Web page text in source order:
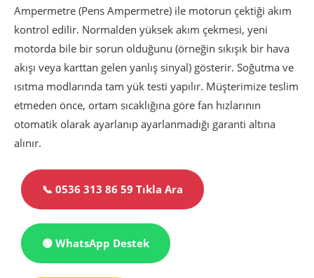
Ampermetre (Pens Ampermetre) ile motorun çektiği akım
kontrol edilir. Normalden yüksek akım çekmesi, yeni
motorda bile bir sorun olduğunu (örneğin sıkışık bir hava
akışı veya karttan gelen yanlış sinyal) gösterir. Soğutma ve
ısıtma modlarında tam yük testi yapılır. Müşterimize teslim
etmeden önce, ortam sıcaklığına göre fan hızlarının
otomatik olarak ayarlanıp ayarlanmadığı garanti altına
alınır.
📞 0536 313 86 59 Tıkla Ara
🟢 WhatsApp Destek